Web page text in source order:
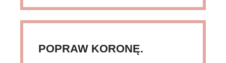
POPRAW KORONĘ.